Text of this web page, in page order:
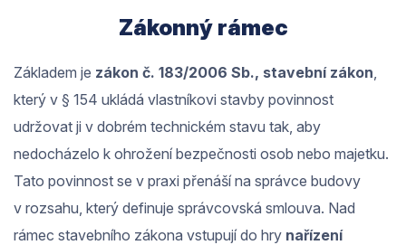
Zákonný rámec
Základem je zákon č. 183/2006 Sb., stavební zákon,
který v § 154 ukládá vlastníkovi stavby povinnost
udržovat ji v dobrém technickém stavu tak, aby
nedocházelo k ohrožení bezpečnosti osob nebo majetku.
Tato povinnost se v praxi přenáší na správce budovy
v rozsahu, který definuje správcovská smlouva. Nad
rámec stavebního zákona vstupují do hry nařízení